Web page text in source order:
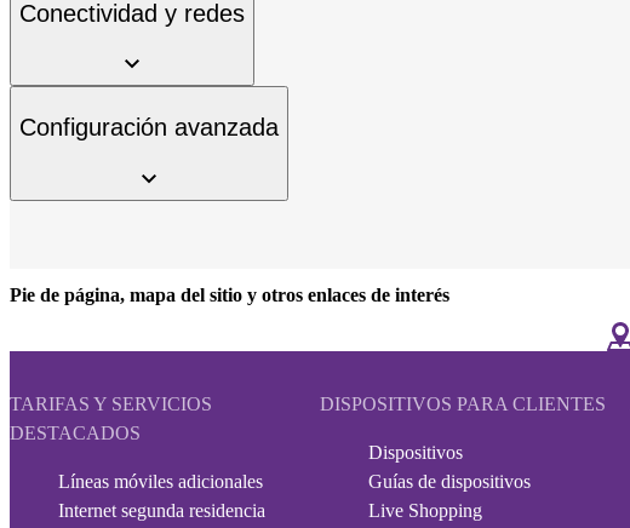
Conectividad y redes
Configuración avanzada
Pie de página, mapa del sitio y otros enlaces de interés
TARIFAS Y SERVICIOS
DESTACADOS
Líneas móviles adicionales
Internet segunda residencia
DISPOSITIVOS PARA CLIENTES
Dispositivos
Guías de dispositivos
Live Shopping